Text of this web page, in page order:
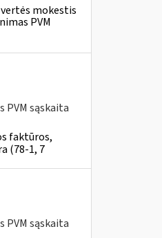
mokestis
PVM
sąskaita
faktūros,
(78-1, 7
sąskaita